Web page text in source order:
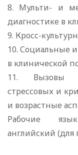
8. Мульти- и
диагностике в
9. Кросс-
10. Социальные
в клинической
11. Вызовы
стрессовых и
и возрастные
Рабочие
английский (для